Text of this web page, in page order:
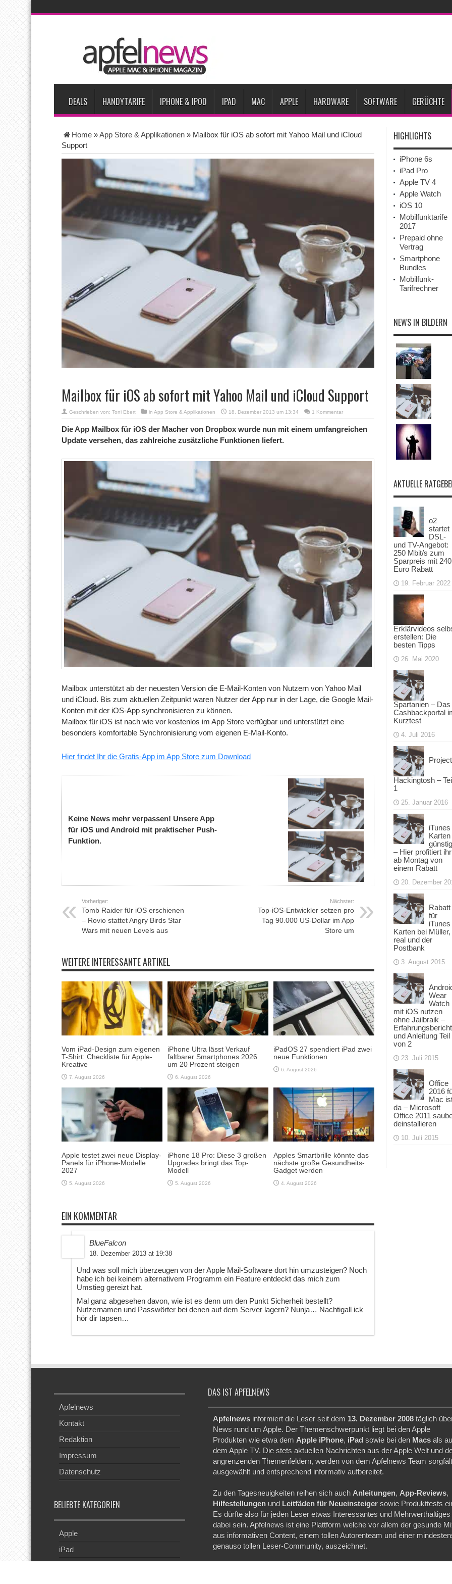
Vom iPad-Design zum eigenen T-Shirt: Checkliste für Apple-Kreative
Apple testet zwei neue Display-Panels für iPhone-Modelle 2027
Apples Smartbrille könnte das nächste große Gesundheits-Gadget werden
Apples vermutete AirPods mit Kameras sollen bereits im September erscheinen Gebrauchte Mac-Systeme: Eine wirtschaftliche und
DEALS HANDYTARIFE IPHONE & IPOD IPAD MAC APPLE HARDWARE SOFTWARE GERÜCHTE
Home »App Store & Applikationen » Mailbox für iOS ab sofort mit Yahoo Mail und iCloud
Support
Mailbox für iOS ab sofort mit Yahoo Mail und iCloud Support
Geschrieben von: Toni Ebert in App Store & Applikationen 18. Dezember 2013 um 13:34 1 Kommentar
Die App Mailbox für iOS der Macher von Dropbox wurde nun mit einem umfangreichen
Update versehen, das zahlreiche zusätzliche Funktionen liefert.
Mailbox unterstützt ab der neuesten Version die E-Mail-Konten von Nutzern von Yahoo Mail
und iCloud. Bis zum aktuellen Zeitpunkt waren Nutzer der App nur in der Lage, die Google Mail-
Konten mit der iOS-App synchronisieren zu können.
Mailbox für iOS ist nach wie vor kostenlos im App Store verfügbar und unterstützt eine
besonders komfortable Synchronisierung vom eigenen E-Mail-Konto.
Hier findet Ihr die Gratis-App im App Store zum Download
Keine News mehr verpassen! Unsere App
für iOS und Android mit praktischer Push-
Funktion.
Vorheriger:
Tomb Raider für iOS erschienen
– Rovio stattet Angry Birds Star
Wars mit neuen Levels aus
Nächster:
Top-iOS-Entwickler setzen pro
Tag 90.000 US-Dollar im App
Store um
WEITERE INTERESSANTE ARTIKEL
Vom iPad-Design zum eigenen
T-Shirt: Checkliste für Apple-
Kreative
7. August 2026
iPhone Ultra lässt Verkauf
faltbarer Smartphones 2026
um 20 Prozent steigen
6. August 2026
iPadOS 27 spendiert iPad zwei
neue Funktionen
6. August 2026
Apple testet zwei neue Display-
Panels für iPhone-Modelle
2027
5. August 2026
iPhone 18 Pro: Diese 3 großen
Upgrades bringt das Top-
Modell
5. August 2026
Apples Smartbrille könnte das
nächste große Gesundheits-
Gadget werden
4. August 2026
EIN KOMMENTAR
BlueFalcon
18. Dezember 2013 at 19:38
Und was soll mich überzeugen von der Apple Mail-Software dort hin umzusteigen? Noch
habe ich bei keinem alternativem Programm ein Feature entdeckt das mich zum
Umstieg gereizt hat.
Mal ganz abgesehen davon, wie ist es denn um den Punkt Sicherheit bestellt?
Nutzernamen und Passwörter bei denen auf dem Server lagern? Nunja… Nachtigall ick
hör dir tapsen…
HIGHLIGHTS
iPhone 6s
iPad Pro
Apple TV 4
Apple Watch
iOS 10
Mobilfunktarife
2017
Prepaid ohne
Vertrag
Smartphone
Bundles
Mobilfunk-
Tarifrechner
NEWS IN BILDERN
AKTUELLE
o2
startet
DSL-
und TV-Angebot:
250 Mbit/s zum
Sparpreis mit 240
Euro Rabatt
19. Februar 2022
Erklärvideos
erstellen: Die
besten Tipps
26. Mai 2020
Spartanien – Das
Cashbackportal
Kurztest
4. Juli 2016
Project
Hackingtosh –
1
25. Januar 2016
iTunes
Karten
– Hier profitiert ihr
ab Montag von
einem Rabatt
20. Dezember
Rabatt
für
iTunes
Karten bei Müller,
real und der
Postbank
3. August 2015
Wear
Watch
mit iOS nutzen
ohne Jailbraik –
Erfahrungsbericht
und Anleitung Teil
von 2
23. Juli 2015
Office
2016
Mac
da – Microsoft
Office 2011
deinstallieren
10. Juli 2015
Apfelnews
Kontakt
Redaktion
Impressum
Datenschutz
BELIEBTE KATEGORIEN
Apple
iPad
DAS IST APFELNEWS
Apfelnews informiert die Leser seit dem 13. Dezember 2008 täglich
News rund um Apple. Der Themenschwerpunkt liegt bei den Apple
Produkten wie etwa dem Apple iPhone, iPad sowie bei den Macs als
dem Apple TV. Die stets aktuellen Nachrichten aus der Apple Welt und
angrenzenden Themenfeldern, werden von dem Apfelnews Team
ausgewählt und entsprechend informativ aufbereitet.
Zu den Tagesneuigkeiten reihen sich auch Anleitungen, App-Reviews,
Hilfestellungen und Leitfäden für Neueinsteiger sowie Produkttests
Es dürfte also für jeden Leser etwas Interessantes und Mehrwerthaltiges
dabei sein. Apfelnews ist eine Plattform welche vor allem der gesunde
aus informativen Content, einem tollen Autorenteam und einer
genauso tollen Leser-Community, auszeichnet.